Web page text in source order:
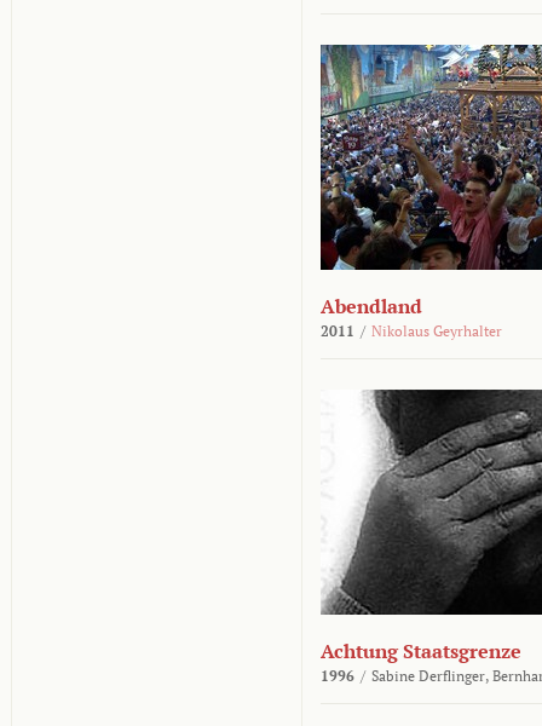
Abendland
2011 / Nikolaus Geyrhalter
Achtung Staatsgrenze
1996 / Sabine Derflinger,